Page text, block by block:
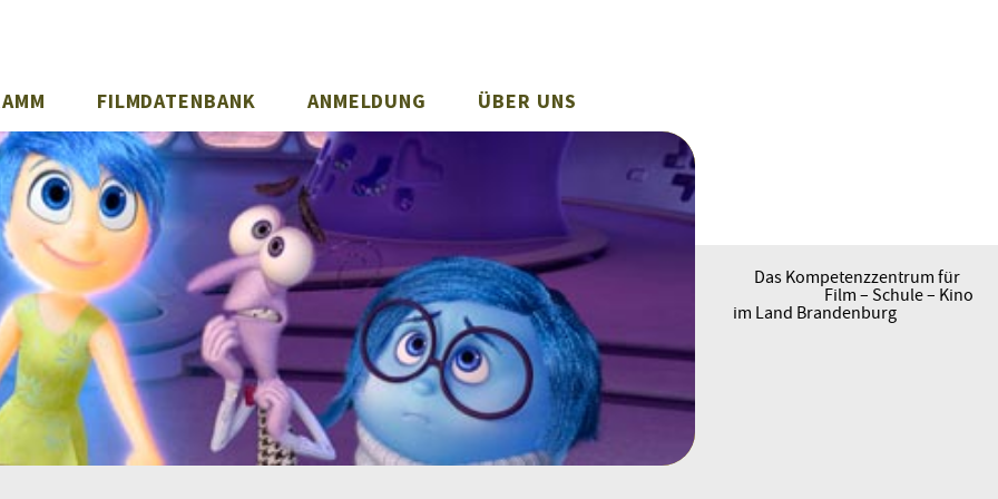
FILMDATENBANK ANMELDUNG ÜBER UNS
Das Kompetenzzentrum für
Film – Schule – Kino
im Land Brandenburg